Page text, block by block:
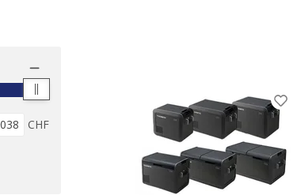
CHF